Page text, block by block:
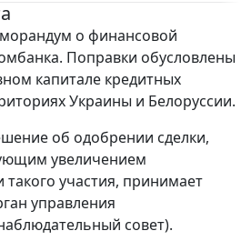
о финансовой
Поправки обусловлены
капитале кредитных
Украины и Белоруссии.
об одобрении сделки,
увеличением
участия, принимает
управления
совет).